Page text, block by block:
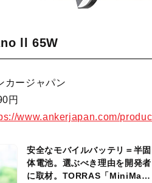
ll 65W
カージャパン
円
www.ankerjapan.com/
安全なモバイルバッテリ＝半固
体電池。選ぶべき理由を開発者
に取材。TORRAS「MiniMag